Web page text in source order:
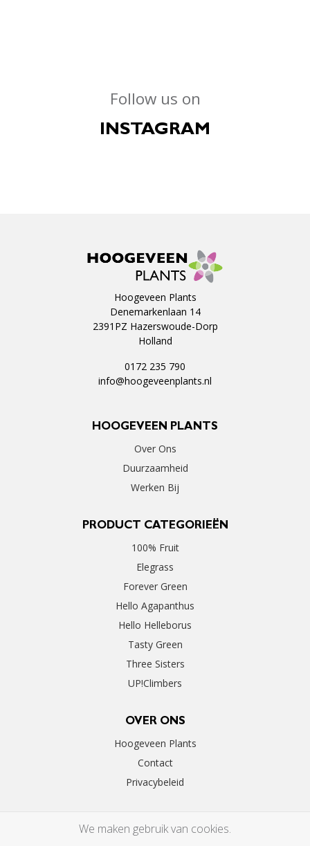
Follow us on
INSTAGRAM
Hoogeveen Plants
Denemarkenlaan 14
2391PZ Hazerswoude-Dorp
Holland
0172 235 790
info@hoogeveenplants.nl
HOOGEVEEN PLANTS
Over Ons
Duurzaamheid
Werken Bij
PRODUCT CATEGORIEËN
100% Fruit
Elegrass
Forever Green
Hello Agapanthus
Hello Helleborus
Tasty Green
Three Sisters
UP!Climbers
OVER ONS
Hoogeveen Plants
Contact
Privacybeleid
We maken gebruik van cookies.